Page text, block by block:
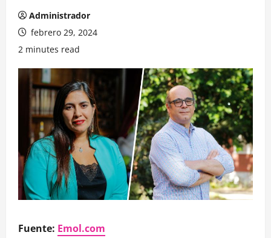
Administrador
febrero 29, 2024
2 minutes read
Fuente: Emol.com